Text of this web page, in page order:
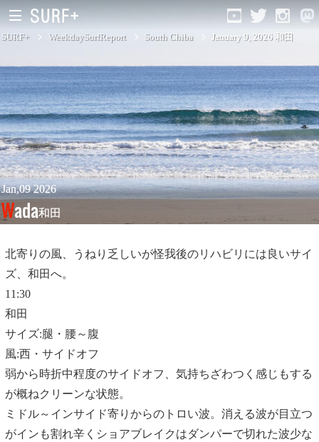
South Ibaraki
North Chiba
South Chiba
Unusually
Video Logs
SURF+ WeekdaySurfReport South Chiba January 9, 2026 和田
Jan,09 2026
Wada和田
北寄りの風、うねり乏しいが怪我後のリハビリには良いサイ
ズ、和田へ。
11:30
和田
サイズ:腿・腰～腹
風:西・サイドオフ
弱から時折中程度のサイドオフ、気持ちざわつく感じもする
が概ねクリーンな状態。
ミドル～インサイド寄りからのトロい波。消える波が目立つ
がインも割れ辛くショアブレイクはダンパーで切れた波少な